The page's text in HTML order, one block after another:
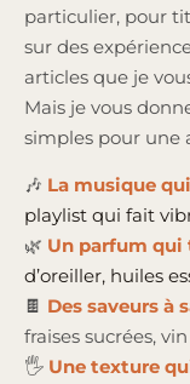
particulier, pour
sur des
articles que je
Mais je vous
simples pour une
🎶 La musique
playlist qui fait
🌿 Un parfum qui
d’oreiller, huiles
🍫 Des saveurs à
fraises sucrées,
🖐 Une texture